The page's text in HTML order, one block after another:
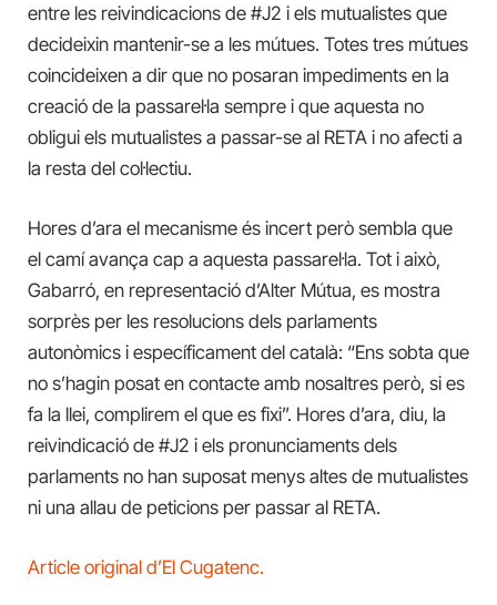
entre les reivindicacions de #J2 i els mutualistes que
decideixin mantenir-se a les mútues. Totes tres mútues
coincideixen a dir que no posaran impediments en la
creació de la passarel·la sempre i que aquesta no
obligui els mutualistes a passar-se al RETA i no afecti a
la resta del col·lectiu.
Hores d’ara el mecanisme és incert però sembla que
el camí avança cap a aquesta passarel·la. Tot i això,
Gabarró, en representació d’Alter Mútua, es mostra
sorprès per les resolucions dels parlaments
autonòmics i específicament del català: “Ens sobta que
no s’hagin posat en contacte amb nosaltres però, si es
fa la llei, complirem el que es fixi”. Hores d’ara, diu, la
reivindicació de #J2 i els pronunciaments dels
parlaments no han suposat menys altes de mutualistes
ni una allau de peticions per passar al RETA.
Article original d’El Cugatenc.